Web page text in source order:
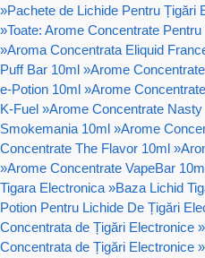
»Pachete de Lichide Pentru Țigări
»Toate: Arome Concentrate
»Aroma Concentrata Eliquid
Puff Bar 10ml »Arome
e-Potion 10ml »Arome
K-Fuel »Arome Concentrate
Smokemania 10ml »Arome
Concentrate The Flavor 10ml »
»Arome Concentrate VapeBar
Tigara Electronica »Baza Lichid
Potion Pentru Lichide De Țigări
Concentrata de Țigări Electronice »
Concentrata de Țigări Electronice »